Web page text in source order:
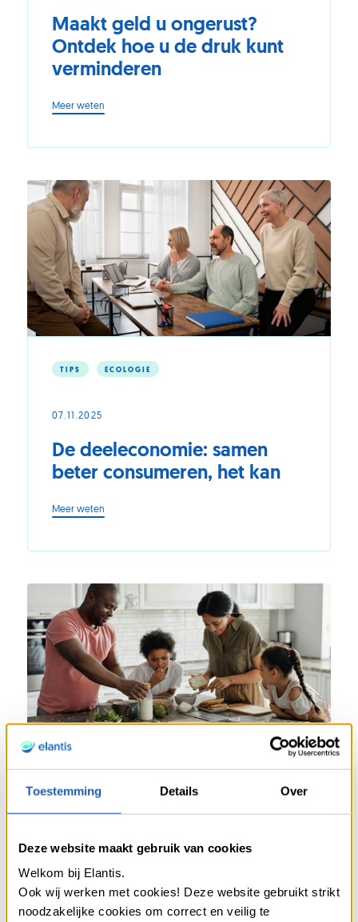
Toestemming Details Over
Deze website maakt gebruik van cookies
Welkom bij Elantis.
Ook wij werken met cookies! Deze website gebruikt strikt
noodzakelijke cookies om correct en veilig te
Maakt geld u ongerust?
Ontdek hoe u de druk kunt
verminderen
Meer weten
u
Ontdek
kunt
verminderen
De deeleconomie: samen
beter consumeren, het kan
07.11.2025
TIPS ECOLOGIE
Meer weten
samen
consumeren,
het
kan
Slow living in het gezin: met
z’n allen traag gaan leven
Meer weten-